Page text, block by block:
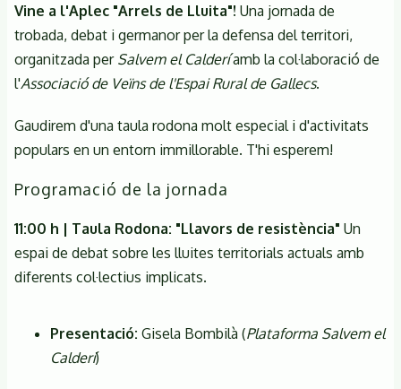
Vine a l'Aplec "Arrels de Lluita"! Una jornada de
trobada, debat i germanor per la defensa del territori,
organitzada per Salvem el Calderíamb la col·laboració de
l'Associació de Veïns de l'Espai Rural de Gallecs.
Gaudirem d'una taula rodona molt especial i d'activitats
populars en un entorn immillorable. T'hi esperem!
Programació de la jornada
11:00 h | Taula Rodona: "Llavors de resistència" Un
espai de debat sobre les lluites territorials actuals amb
diferents col·lectius implicats.
Presentació: Gisela Bombilà (Plataforma Salvem el
Calderí)